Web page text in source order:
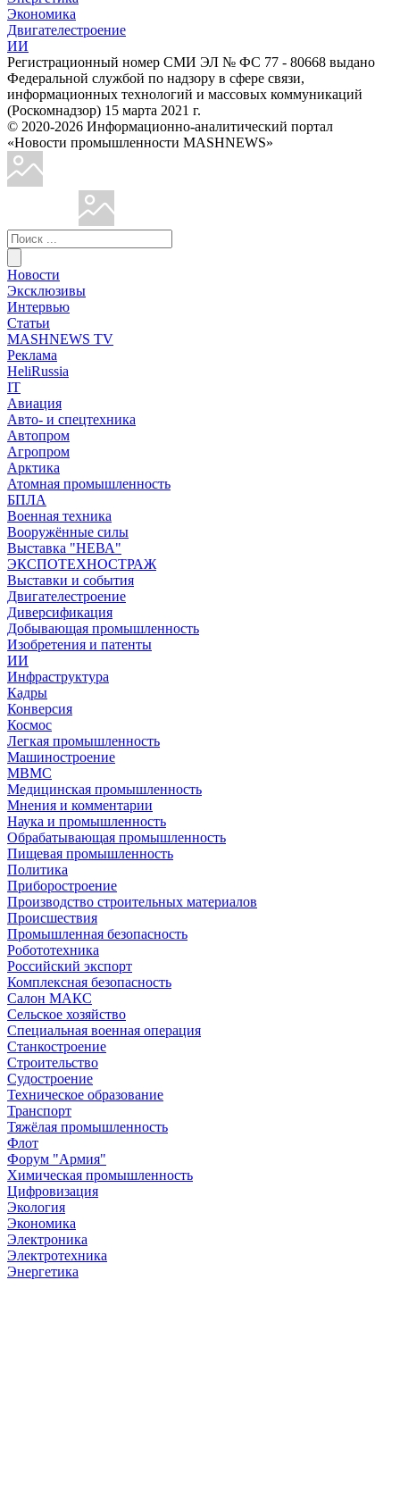
Экономика
Двигателестроение
ИИ
Регистрационный номер СМИ ЭЛ № ФС 77 - 80668 выдано
Федеральной службой по надзору в сфере связи,
информационных технологий и массовых коммуникаций
(Роскомнадзор) 15 марта 2021 г.
© 2020-2026 Информационно-аналитический портал
«Новости промышленности MASHNEWS»
Новости
Эксклюзивы
Интервью
Статьи
MASHNEWS TV
Реклама
HeliRussia
IT
Авиация
Авто- и спецтехника
Автопром
Агропром
Арктика
Атомная промышленность
БПЛА
Военная техника
Вооружённые силы
Выставка "НЕВА"
ЭКСПОТЕХНОСТРАЖ
Выставки и события
Двигателестроение
Диверсификация
Добывающая промышленность
Изобретения и патенты
ИИ
Инфраструктура
Кадры
Конверсия
Космос
Легкая промышленность
Машиностроение
МВМС
Медицинская промышленность
Мнения и комментарии
Наука и промышленность
Обрабатывающая промышленность
Пищевая промышленность
Политика
Приборостроение
Производство строительных материалов
Происшествия
Промышленная безопасность
Робототехника
Российский экспорт
Комплексная безопасность
Салон МАКС
Сельское хозяйство
Специальная военная операция
Станкостроение
Строительство
Судостроение
Техническое образование
Транспорт
Тяжёлая промышленность
Флот
Форум "Армия"
Химическая промышленность
Цифровизация
Экология
Экономика
Электроника
Электротехника
Энергетика